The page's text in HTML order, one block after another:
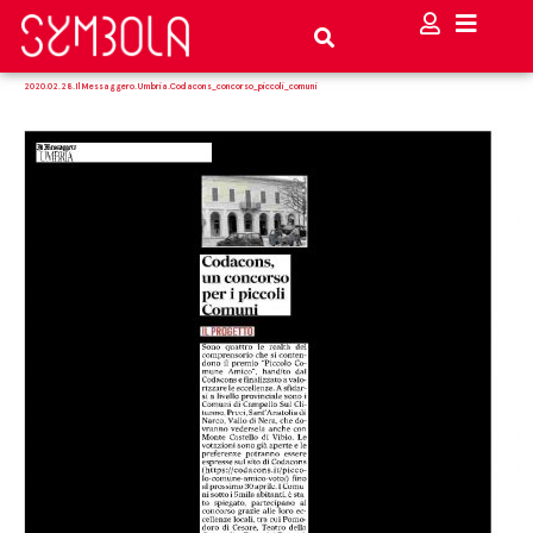
2020.02.28.IlMessaggero.Umbria.Codacons_concorso_piccoli_comuni